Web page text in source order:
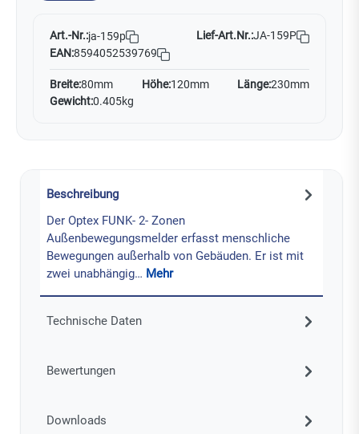
Art.-Nr.:ja-159p Lief-Art.Nr.:JA-159P
EAN:8594052539769
Breite:80mm Höhe:120mm Länge:230mm
Gewicht:0.405kg
Beschreibung
Der Optex FUNK- 2- Zonen
Außenbewegungsmelder erfasst menschliche
Bewegungen außerhalb von Gebäuden. Er ist mit
zwei unabhängig… Mehr
Technische Daten
Bewertungen
Downloads